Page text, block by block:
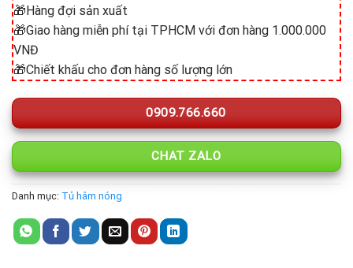
🎁Hàng đợi sản xuất
🎁Giao hàng miễn phí tại TPHCM với đơn hàng 1.000.000
VNĐ
🎁Chiết khấu cho đơn hàng số lượng lớn
0909.766.660
CHAT ZALO
Danh mục: Tủ hâm nóng